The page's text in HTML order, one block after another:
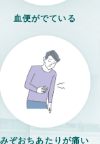
血便がでている
みぞおちあたりが痛い